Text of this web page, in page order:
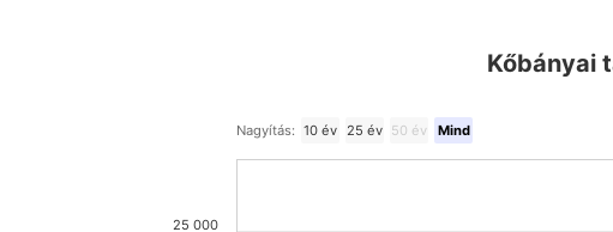
Kőbányai
Nagyítás: 10 év 25 év 50 év Mind
25 000